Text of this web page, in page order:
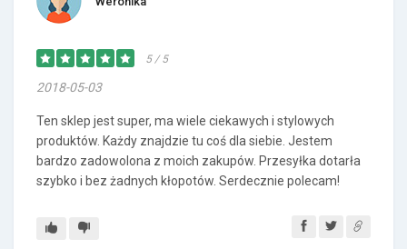
5 / 5
2018-05-03
Ten sklep jest super, ma wiele ciekawych i stylowych
produktów. Każdy znajdzie tu coś dla siebie. Jestem
bardzo zadowolona z moich zakupów. Przesyłka dotarła
szybko i bez żadnych kłopotów. Serdecznie polecam!